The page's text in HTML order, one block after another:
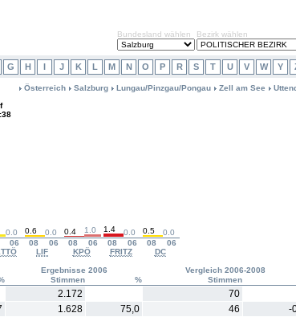
Bundesland wählen Bezirk wählen
G H I J K L M N O P R S T U V W Y
Österreich Salzburg Lungau/Pinzgau/Pongau Zell am See
06 08 06 08 06 08 06 08
06
LIF KPÖ FRITZ DC
0.0 0.6 0.0 0.4 1.0 1.4 0.0 0.5 0.0
Ergebnisse 2006
Vergleich 2006-2008
Stimmen % Stimmen
2.172 70
1.628 75,0 46 -